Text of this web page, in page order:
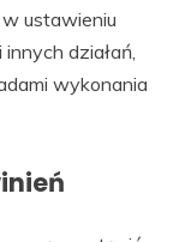
ustawieniu
działań,
wykonania